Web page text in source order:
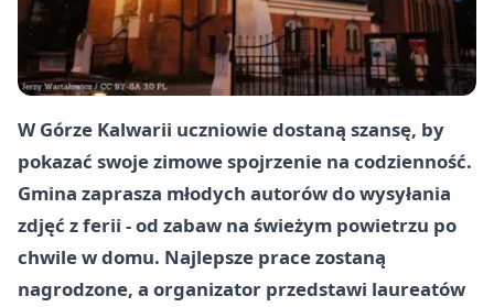
W Górze Kalwarii uczniowie dostaną szansę, by
pokazać swoje zimowe spojrzenie na codzienność.
Gmina zaprasza młodych autorów do wysyłania
zdjęć z ferii - od zabaw na świeżym powietrzu po
chwile w domu. Najlepsze prace zostaną
nagrodzone, a organizator przedstawi laureatów